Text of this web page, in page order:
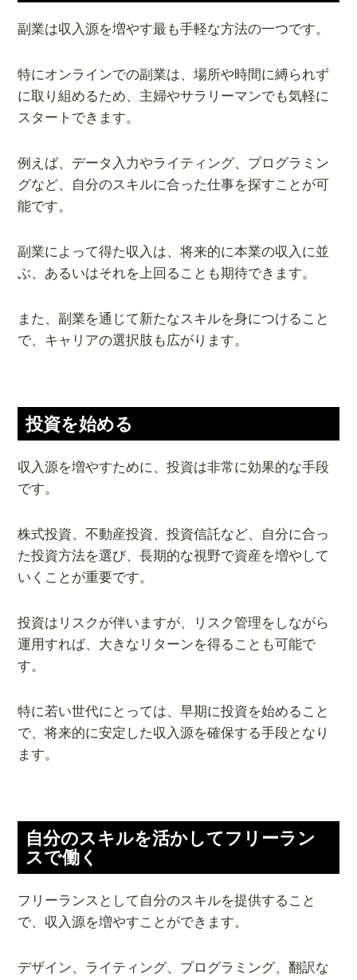
副業は収入源を増やす最も手軽な方法の一つです。
特にオンラインでの副業は、場所や時間に縛られず
に取り組めるため、主婦やサラリーマンでも気軽に
スタートできます。
例えば、データ入力やライティング、プログラミン
グなど、自分のスキルに合った仕事を探すことが可
能です。
副業によって得た収入は、将来的に本業の収入に並
ぶ、あるいはそれを上回ることも期待できます。
また、副業を通じて新たなスキルを身につけること
で、キャリアの選択肢も広がります。
投資を始める
収入源を増やすために、投資は非常に効果的な手段
です。
株式投資、不動産投資、投資信託など、自分に合っ
た投資方法を選び、長期的な視野で資産を増やして
いくことが重要です。
投資はリスクが伴いますが、リスク管理をしながら
運用すれば、大きなリターンを得ることも可能で
す。
特に若い世代にとっては、早期に投資を始めること
で、将来的に安定した収入源を確保する手段となり
ます。
自分のスキルを活かしてフリーラン
スで働く
フリーランスとして自分のスキルを提供すること
で、収入源を増やすことができます。
デザイン、ライティング、プログラミング、翻訳な